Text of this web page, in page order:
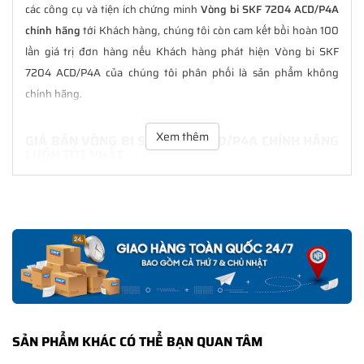
các công cụ và tiện ích chứng minhVòng bi SKF 7204 ACD/P4A
chính hãngtới Khách hàng, chúng tôi còn cam kết bồi hoàn 100
lần giá trị đơn hàng nếu Khách hàng phát hiện Vòng bi SKF
7204 ACD/P4A của chúng tôi phân phối là sản phẩm không
chính hãng.
GIÁ BÁN VÒNG BI SKF 7204 ACD/P4A CHÍNH HÃNG
TạiNGOCANH.COMgiá bán Vòng bi SKF 7204 ACD/P4A luôn là
trong suốt quá trình sử dụng các sản phẩm SKF chính hãng.
CHẾ ĐỘ BẢO HÀNH VÒNG BI SKF 7204 ACD/P4A
CHÍNH HÃNG
Tất cả các sản phẩm SKF chính hãng do
phối đều được bảo hành chính hãng theo đúng tiêu chuẩn bảo
Xem thêm
SẢN PHẨM KHÁC CÓ THỂ BẠN QUAN TÂM